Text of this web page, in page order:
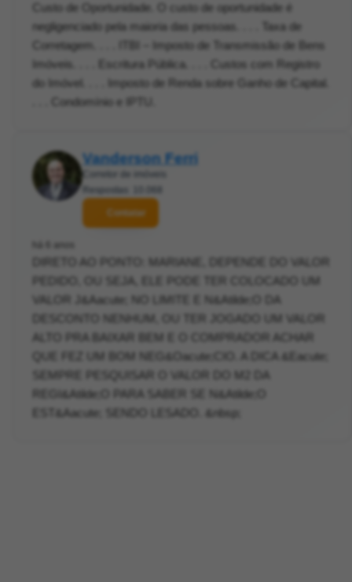
Custo de Oportunidade. O custo de oportunidade é
negligenciado pela maioria das pessoas. . . . Taxa de
Corretagem. . . . ITBI – Imposto de Transmissão de Bens
Imóveis. . . . Escritura Pública. . . . Custos com Registro
do Imóvel. . . . Imposto de Renda sobre Ganho de Capital.
. . . Condomínio e IPTU.
Vanderson Ferri
Contatar
DIRETO AO PONTO: MARIANE, DEPENDE DO VALOR
PEDIDO, OU SEJA, ELE PODE TER COLOCADO UM
VALOR J&Aacute; NO LIMITE E N&Atilde;O DA
DESCONTO NENHUM, OU TER JOGADO UM VALOR
ALTO PRA BAIXAR BEM E O COMPRADOR ACHAR
QUE FEZ UM BOM NEG&Oacute;CIO. A DICA &Eacute;
SEMPRE PESQUISAR O VALOR DO M2 DA
REGI&Atilde;O PARA SABER SE N&Atilde;O
EST&Aacute; SENDO LESADO. &nbsp;